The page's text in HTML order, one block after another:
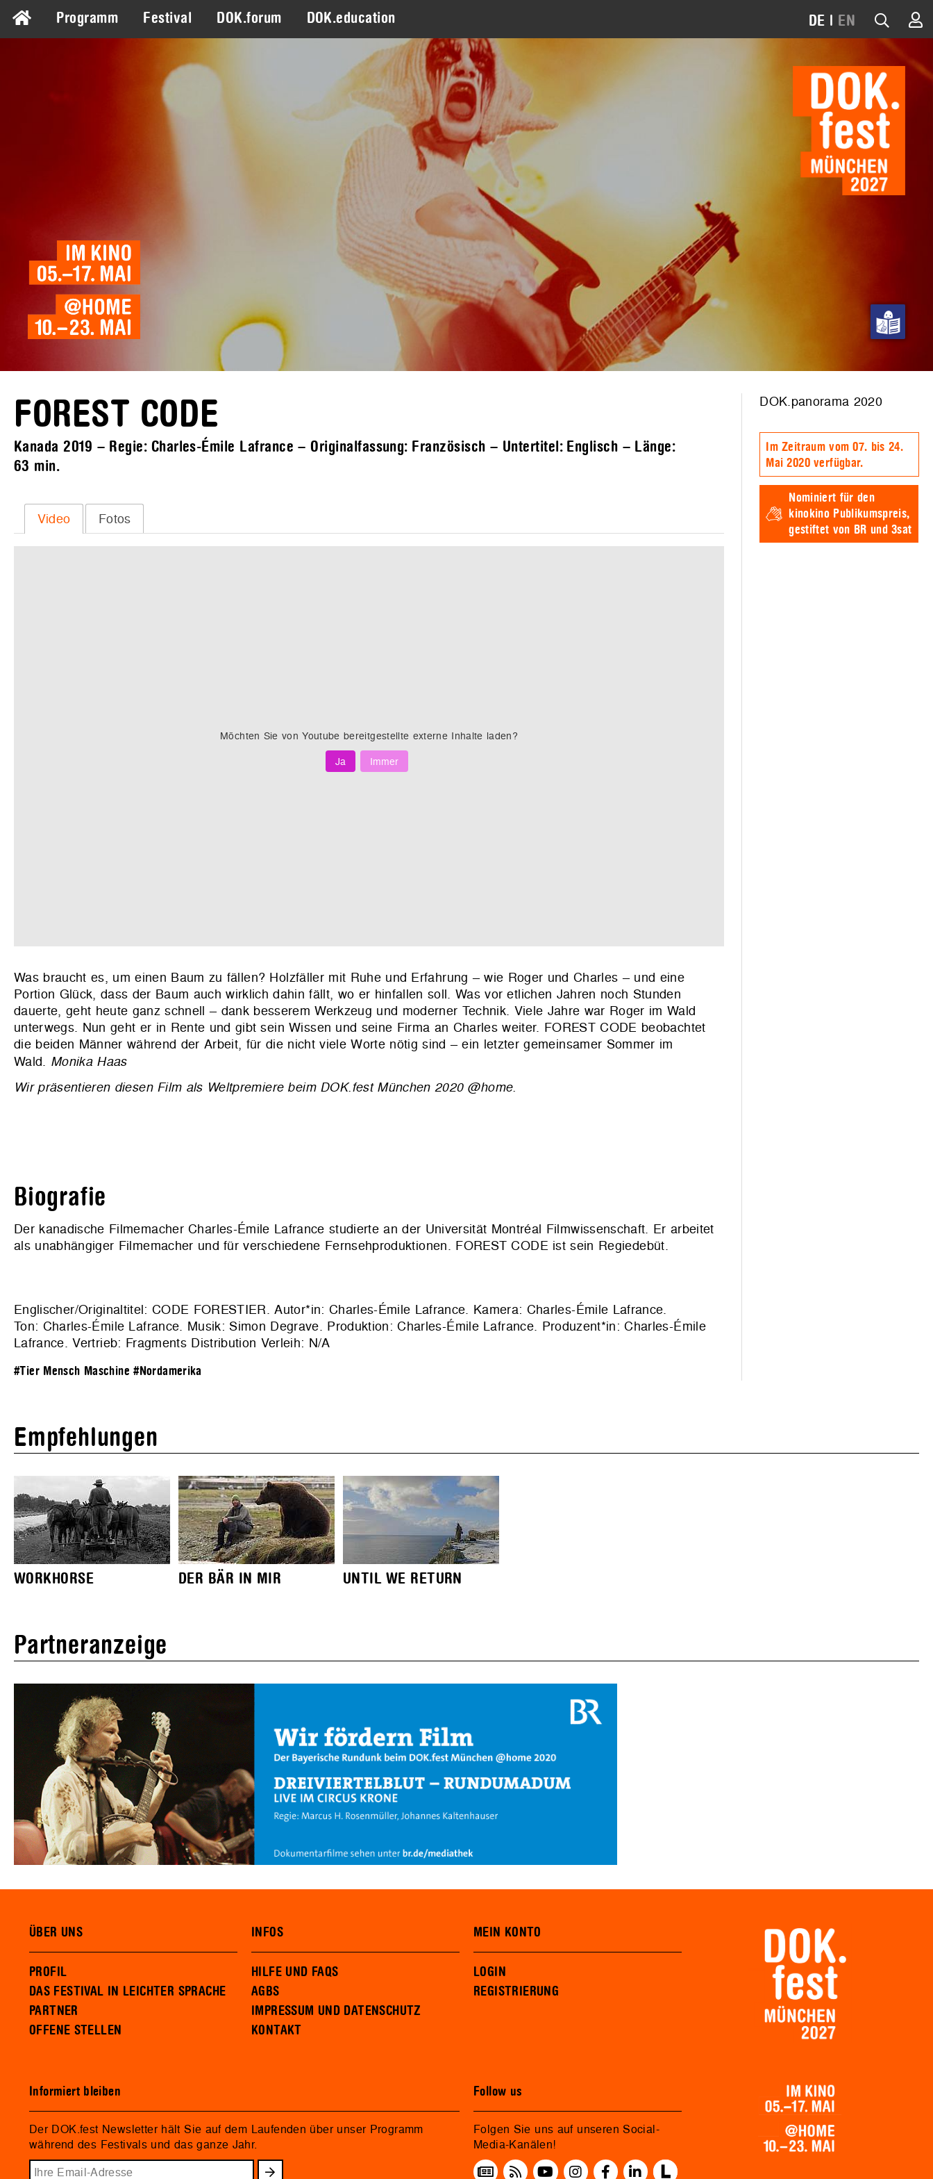
Programm Festival DOK.forum DOK.education DE | EN
FOREST CODE
Kanada 2019 – Regie: Charles-Émile Lafrance – Originalfassung: Französisch – Untertitel: Englisch – Länge:
63 min.
Video Fotos
Möchten Sie vonYoutube bereitgestellte externe Inhalte laden?
Ja
Immer
Was braucht es, um einen Baum zu fällen? Holzfäller mit Ruhe und Erfahrung – wie Roger und Charles – und eine
Portion Glück, dass der Baum auch wirklich dahin fällt, wo er hinfallen soll. Was vor etlichen Jahren noch Stunden
dauerte, geht heute ganz schnell – dank besserem Werkzeug und moderner Technik. Viele Jahre war Roger im Wald
unterwegs. Nun geht er in Rente und gibt sein Wissen und seine Firma an Charles weiter. FOREST CODE beobachtet
die beiden Männer während der Arbeit, für die nicht viele Worte nötig sind – ein letzter gemeinsamer Sommer im
Wald. Monika Haas
Wir präsentieren diesen Film als Weltpremiere beim DOK.fest München 2020 @home.
Biografie
Der kanadische Filmemacher Charles-Émile Lafrance studierte an der Universität Montréal Filmwissenschaft. Er arbeitet
als unabhängiger Filmemacher und für verschiedene Fernsehproduktionen. FOREST CODE ist sein Regiedebüt.
Englischer/Originaltitel: CODE FORESTIER. Autor*in: Charles-Émile Lafrance. Kamera: Charles-Émile Lafrance.
Ton: Charles-Émile Lafrance. Musik: Simon Degrave. Produktion: Charles-Émile Lafrance. Produzent*in: Charles-Émile
Lafrance. Vertrieb: Fragments Distribution Verleih: N/A
#Tier Mensch Maschine #Nordamerika
DOK.panorama 2020
Im Zeitraum vom 07. bis 24.
Mai 2020 verfügbar.
Nominiert für den
kinokino Publikumspreis,
gestiftet von BR und 3sat
Empfehlungen
WORKHORSE DER BÄR IN MIR UNTIL WE RETURN
Partneranzeige
ÜBER UNS
PROFIL
DAS FESTIVAL IN LEICHTER SPRACHE
PARTNER
OFFENE STELLEN
INFOS
HILFE UND FAQS
AGBS
IMPRESSUM UND DATENSCHUTZ
KONTAKT
MEIN KONTO
LOGIN
REGISTRIERUNG
Informiert bleiben
Der DOK.fest Newsletter hält Sie auf dem Laufenden über unser Programm
während des Festivals und das ganze Jahr.
Follow us
Folgen Sie uns auf unseren Social-
Media-Kanälen!